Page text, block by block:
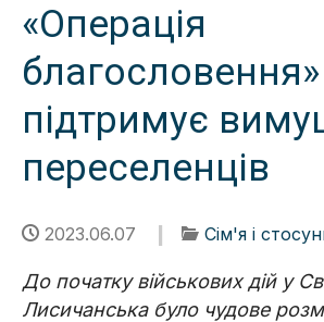
«Операція
благословення»
підтримує
переселенців
2023.06.07 Сім'я і
До початку військових дій у
Лисичанська було чудове